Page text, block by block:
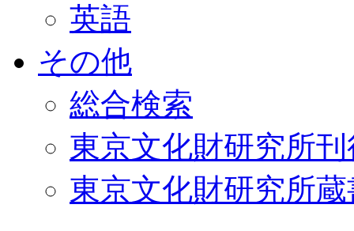
英語
その他
総合検索
東京文化財研究所
東京文化財研究所